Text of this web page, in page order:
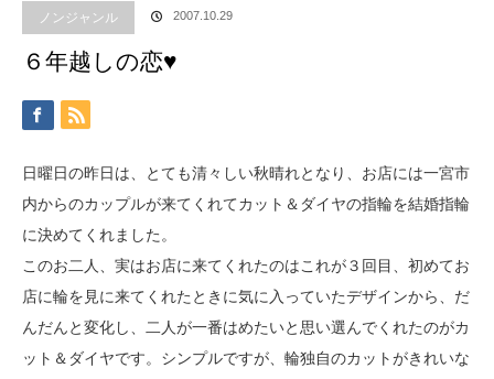
ノンジャンル 2007.10.29
６年越しの恋♥
日曜日の昨日は、とても清々しい秋晴れとなり、お店には一宮市
内からのカップルが来てくれてカット＆ダイヤの指輪を結婚指輪
に決めてくれました。
このお二人、実はお店に来てくれたのはこれが３回目、初めてお
店に輪を見に来てくれたときに気に入っていたデザインから、だ
んだんと変化し、二人が一番はめたいと思い選んでくれたのがカ
ット＆ダイヤです。シンプルですが、輪独自のカットがきれいな